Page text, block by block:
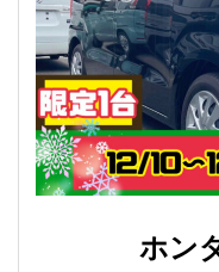
ホン